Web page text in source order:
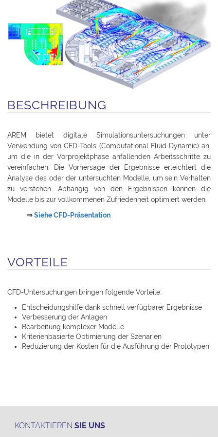
BESCHREIBUNG
AREM bietet digitale Simulationsuntersuchungen unter
Verwendung von CFD-Tools (Computational Fluid Dynamic) an,
um die in der Vorprojektphase anfallenden Arbeitsschritte zu
vereinfachen. Die Vorhersage der Ergebnisse erleichtert die
Analyse des oder der untersuchten Modelle, um sein Verhalten
zu verstehen. Abhängig von den Ergebnissen können die
Modelle bis zur vollkommenen Zufriedenheit optimiert werden.
⇒Siehe CFD-Präsentation
VORTEILE
CFD-Untersuchungen bringen folgende Vorteile:
Entscheidungshilfe dank schnell verfügbarer Ergebnisse
Verbesserung der Anlagen
Bearbeitung komplexer Modelle
Kriterienbasierte Optimierung der Szenarien
Reduzierung der Kosten für die Ausführung der Prototypen
KONTAKTIEREN SIE UNS